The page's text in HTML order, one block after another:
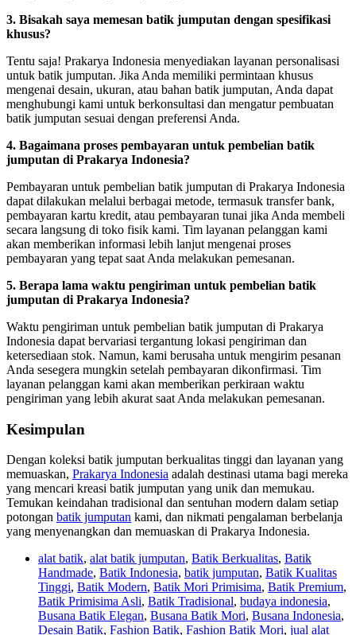
3. Bisakah saya memesan batik jumputan dengan spesifikasi
khusus?
Tentu saja! Prakarya Indonesia menyediakan layanan personalisasi
untuk batik jumputan. Jika Anda memiliki permintaan khusus
mengenai desain, ukuran, atau bahan batik jumputan, Anda dapat
menghubungi kami untuk berkonsultasi dan mengatur pembuatan
batik jumputan sesuai dengan preferensi Anda.
4. Bagaimana proses pembayaran untuk pembelian batik
jumputan di Prakarya Indonesia?
Pembayaran untuk pembelian batik jumputan di Prakarya Indonesia
dapat dilakukan melalui berbagai metode, termasuk transfer bank,
pembayaran kartu kredit, atau pembayaran tunai jika Anda membeli
secara langsung di toko fisik kami. Tim layanan pelanggan kami
akan memberikan informasi lebih lanjut mengenai proses
pembayaran yang tepat saat Anda melakukan pemesanan.
5. Berapa lama waktu pengiriman untuk pembelian batik
jumputan di Prakarya Indonesia?
Waktu pengiriman untuk pembelian batik jumputan di Prakarya
Indonesia dapat bervariasi tergantung lokasi pengiriman dan
ketersediaan stok. Namun, kami berusaha untuk mengirim pesanan
Anda sesegera mungkin setelah pembayaran dikonfirmasi. Tim
layanan pelanggan kami akan memberikan perkiraan waktu
pengiriman yang lebih akurat saat Anda melakukan pemesanan.
Kesimpulan
Dengan koleksi batik jumputan berkualitas tinggi dan layanan yang
memuaskan, Prakarya Indonesia adalah destinasi utama bagi mereka
yang mencari kreasi batik jumputan yang unik dan memukau.
Temukan keindahan tradisional dan sentuhan modern dalam setiap
potongan batik jumputan kami, dan nikmati pengalaman berbelanja
yang menyenangkan dan memuaskan di Prakarya Indonesia.
alat batik, alat batik jumputan, Batik Berkualitas, Batik
Handmade, Batik Indonesia, batik jumputan, Batik Kualitas
Tinggi, Batik Modern, Batik Mori Primisima, Batik Premium,
Batik Primisima Asli, Batik Tradisional, budaya indonesia,
Busana Batik Elegan, Busana Batik Mori, Busana Indonesia,
Desain Batik, Fashion Batik, Fashion Batik Mori, jual alat